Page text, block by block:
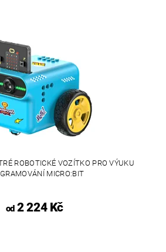
ROBOTICKÉ VOZÍTKO PRO VÝUKU
MICRO:BIT
od2 224 Kč